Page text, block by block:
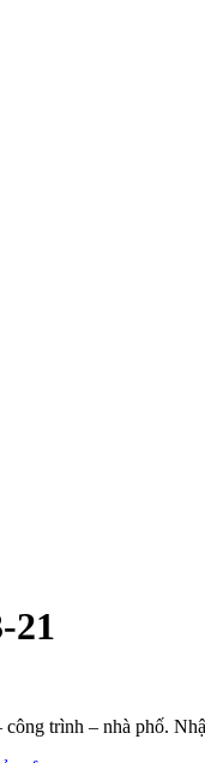
21
trình – nhà phố.